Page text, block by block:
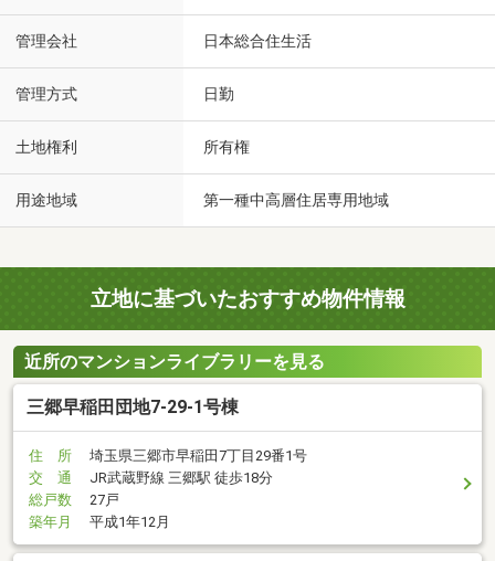
管理会社 日本総合住生活
管理方式 日勤
土地権利 所有権
用途地域 第一種中高層住居専用地域
立地に基づいたおすすめ物件情報
近所のマンションライブラリーを見る
三郷早稲田団地7-29-1号棟
住 所
埼玉県三郷市早稲田7丁目29番1号
交 通
JR武蔵野線 三郷駅 徒歩18分
総戸数
27戸
築年月
平成1年12月